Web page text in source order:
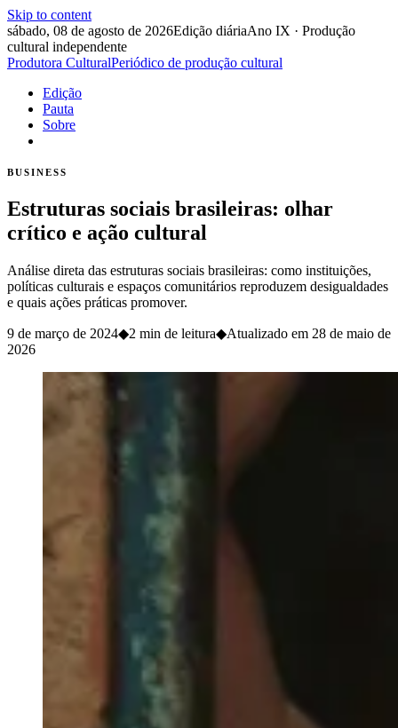
Skip to content
sábado, 08 de agosto de 2026Edição diáriaAno IX · Produção
cultural independente
Produtora CulturalPeriódico de produção cultural
Edição
Pauta
Sobre
BUSINESS
Estruturas sociais brasileiras: olhar
crítico e ação cultural
Análise direta das estruturas sociais brasileiras: como instituições,
políticas culturais e espaços comunitários reproduzem desigualdades
e quais ações práticas promover.
9 de março de 2024◆2 min de leitura◆Atualizado em 28 de maio de
2026